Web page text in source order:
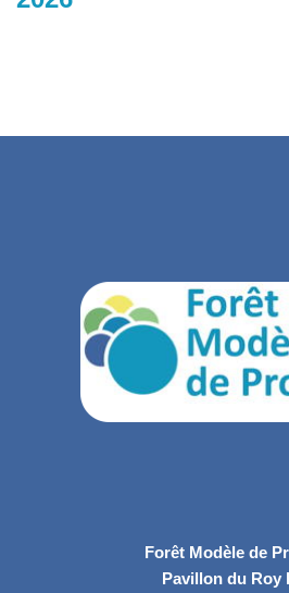
Forêt Modèle de
Pavillon du Roy